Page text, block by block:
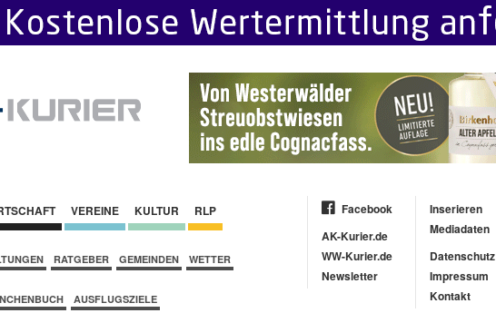
VEREINE KULTUR RLP
RATGEBER GEMEINDEN WETTER
AUSFLUGSZIELE
Facebook
AK-Kurier.de
WW-Kurier.de
Newsletter
Inserieren
Mediadaten
Datenschutz
Impressum
Kontakt